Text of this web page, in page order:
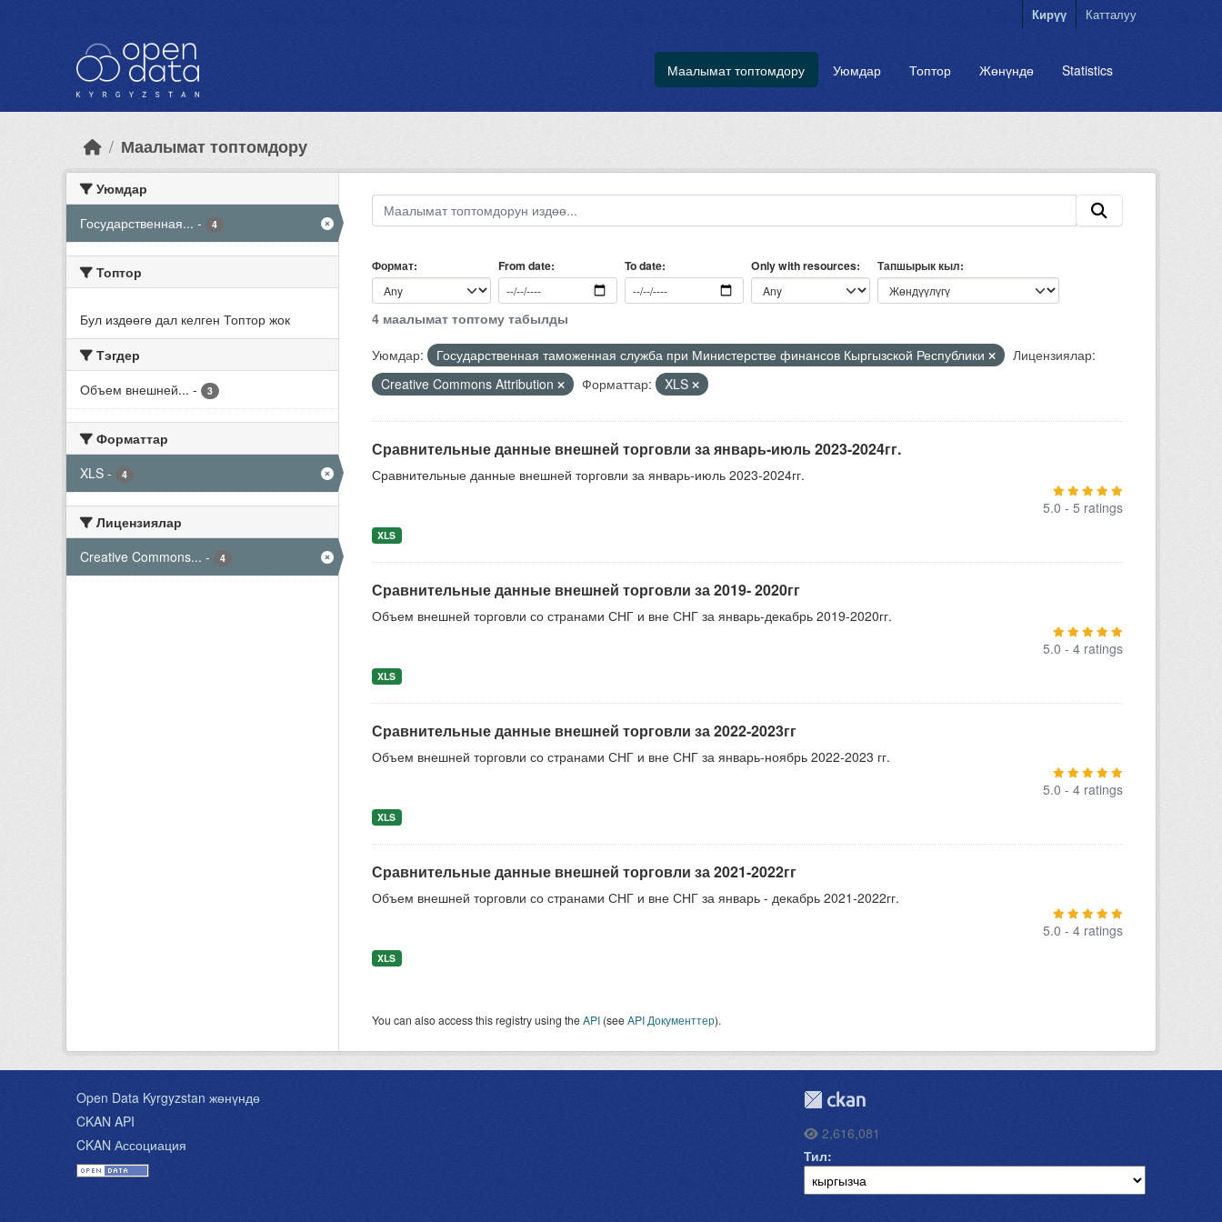
Кирүү Катталуу
Маалымат топтомдору Уюмдар Топтор Жөнүндө Statistics
Маалымат топтомдору
Уюмдар
Государственная... - 4
Топтор
Бул издөөгө дал келген Топтор жок
Тэгдер
Объем внешней... - 3
Форматтар
XLS - 4
Лицензиялар
Creative Commons... - 4
Формат From date To date Only with resources Тапшырык кыл
4 маалымат топтому табылды
Уюмдар:
Государственная таможенная служба при Министерстве финансов Кыргызской Республики
Лицензиялар:
Creative Commons Attribution
Форматтар: XLS
Сравнительные данные внешней торговли за январь-июль 2023-2024гг.
Сравнительные данные внешней торговли за январь-июль 2023-2024гг.
5.0 - 5 ratings
XLS
Сравнительные данные внешней торговли за 2019- 2020гг
Объем внешней торговли со странами СНГ и вне СНГ за январь-декабрь 2019-2020гг.
5.0 - 4 ratings
XLS
Сравнительные данные внешней торговли за 2022-2023гг
Объем внешней торговли со странами СНГ и вне СНГ за январь-ноябрь 2022-2023 гг.
5.0 - 4 ratings
XLS
Сравнительные данные внешней торговли за 2021-2022гг
Объем внешней торговли со странами СНГ и вне СНГ за январь - декабрь 2021-2022гг.
5.0 - 4 ratings
XLS
You can also access this registry using theAPI(seeAPI Документтер).
Open Data Kyrgyzstan жөнүндө
CKAN API
CKAN Ассоциация
2,616,081
Тил